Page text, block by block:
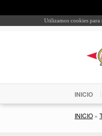
Utilizamos cookies para
INICIO
INICIO »